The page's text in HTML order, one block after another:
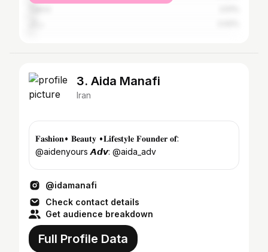
3. Aida Manafi
Iran
𝐅𝐚𝐬𝐡𝐢𝐨𝐧• 𝐁𝐞𝐚𝐮𝐭𝐲 •𝐋𝐢𝐟𝐞𝐬𝐭𝐲𝐥𝐞 𝐅𝐨𝐮𝐧𝐝𝐞𝐫 𝐨𝐟:
@aidenyours 𝘼𝙙𝙫: @aida_adv
@idamanafi
Check contact details
Get audience breakdown
Full Profile Data